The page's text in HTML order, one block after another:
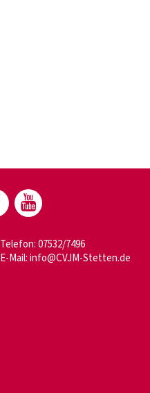
Telefon: 07532/7496
E-Mail:info@CVJM-Stetten.de